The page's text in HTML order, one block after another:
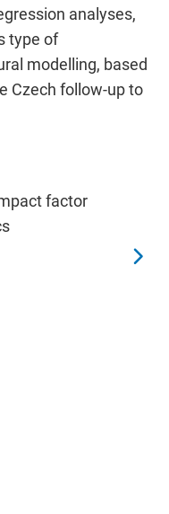
analyses,
type of
modelling, based
Czech follow-up to
factor